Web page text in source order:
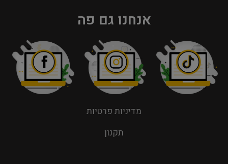
אנחנו גם פה
מדיניות פרטיות
תקנון